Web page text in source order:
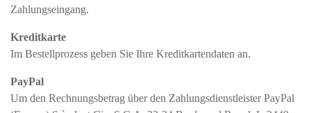
Zahlungseingang.
Kreditkarte
Im Bestellprozess geben Sie Ihre Kreditkartendaten an.
PayPal
Um den Rechnungsbetrag über den Zahlungsdienstleister PayPal